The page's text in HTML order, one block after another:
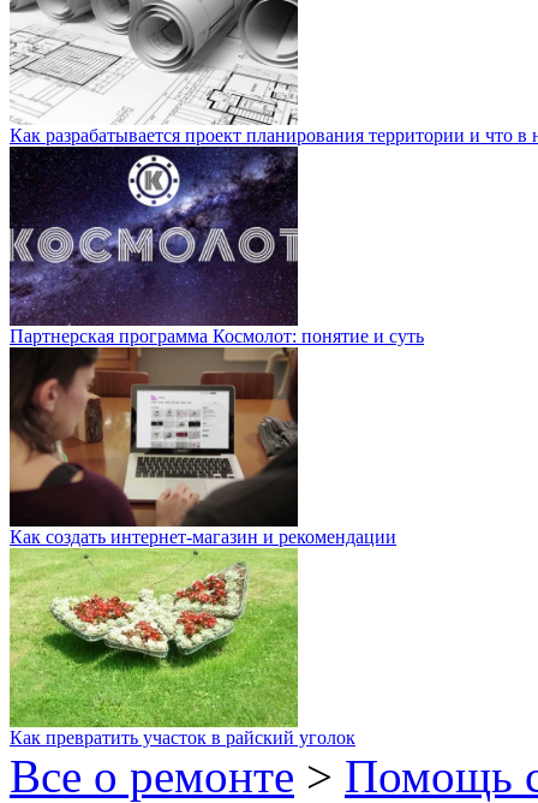
Как разрабатывается проект планирования территории и что в
Партнерская программа Космолот: понятие и суть
Как создать интернет-магазин и рекомендации
Как превратить участок в райский уголок
Все о ремонте > Помощь